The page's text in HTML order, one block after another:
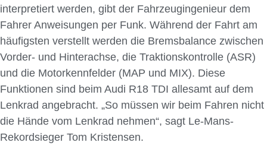
interpretiert werden, gibt der Fahrzeugingenieur dem
Fahrer Anweisungen per Funk. Während der Fahrt am
häufigsten verstellt werden die Bremsbalance zwischen
Vorder- und Hinterachse, die Traktionskontrolle (ASR)
und die Motorkennfelder (MAP und MIX). Diese
Funktionen sind beim Audi R18 TDI allesamt auf dem
Lenkrad angebracht. „So müssen wir beim Fahren nicht
die Hände vom Lenkrad nehmen“, sagt Le-Mans-
Rekordsieger Tom Kristensen.